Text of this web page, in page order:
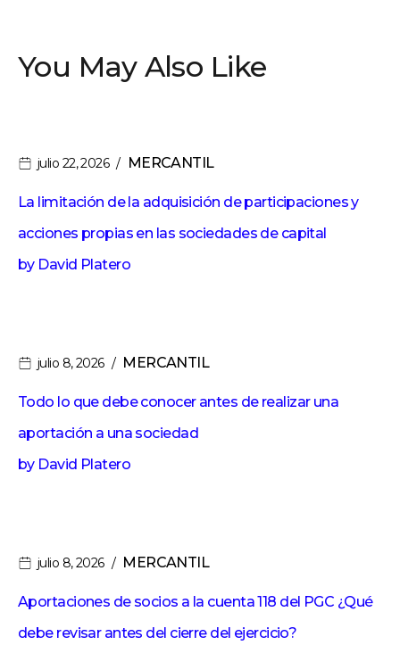
You May Also Like
julio 22, 2026 MERCANTIL
La limitación de la adquisición de participaciones y
acciones propias en las sociedades de capital
by David Platero
julio 8, 2026 MERCANTIL
Todo lo que debe conocer antes de realizar una
aportación a una sociedad
by David Platero
julio 8, 2026 MERCANTIL
Aportaciones de socios a la cuenta 118 del PGC ¿Qué
debe revisar antes del cierre del ejercicio?